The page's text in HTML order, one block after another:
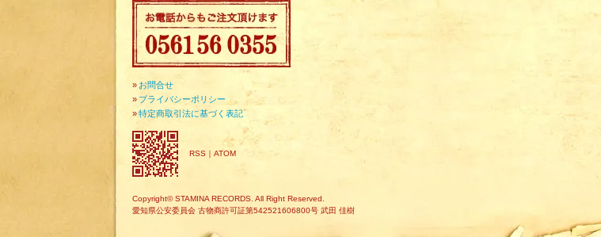
» お問合せ
» プライバシーポリシー
»特定商取引法に基づく表記
RSS ｜ ATOM
Copyright© STAMINA RECORDS. All Right Reserved.
愛知県公安委員会 古物商許可証第542521606800号 武田 佳樹